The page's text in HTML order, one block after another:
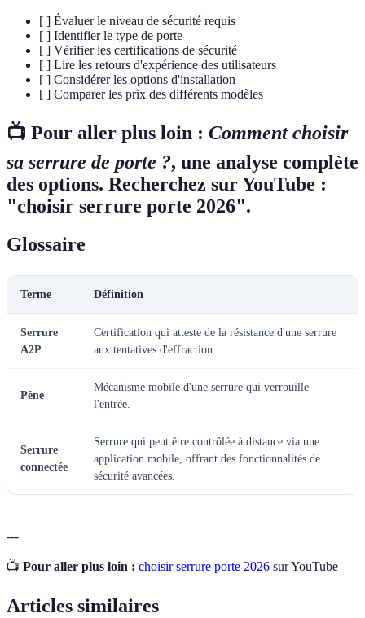
[ ] Évaluer le niveau de sécurité requis
[ ] Identifier le type de porte
[ ] Vérifier les certifications de sécurité
[ ] Lire les retours d'expérience des utilisateurs
[ ] Considérer les options d'installation
[ ] Comparer les prix des différents modèles
📺 Pour aller plus loin : Comment choisir
sa serrure de porte ?, une analyse complète
des options. Recherchez sur YouTube :
"choisir serrure porte 2026".
Glossaire
Terme Définition
Serrure
A2P
Certification qui atteste de la résistance d'une serrure
aux tentatives d'effraction.
Pêne
Mécanisme mobile d'une serrure qui verrouille
l'entrée.
Serrure
connectée
Serrure qui peut être contrôlée à distance via une
application mobile, offrant des fonctionnalités de
sécurité avancées.
---
📺 Pour aller plus loin : choisir serrure porte 2026 sur YouTube
Articles similaires